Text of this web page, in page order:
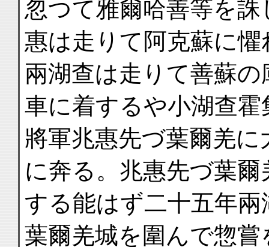
忽つて雅爾哈善等を
惠は走りて阿克蘇に懼
兩湖查は走りて善蘇
車に着するや小湖查霍
將軍兆惠先づ葉爾羌
に奔る。兆惠先づ葉
する能はず二十五年兩
葉爾羌城を圍んで惣